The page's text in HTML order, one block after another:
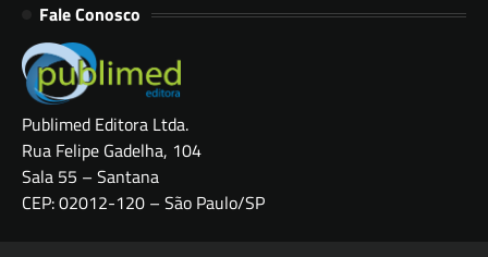
Fale Conosco
Publimed Editora Ltda.
Rua Felipe Gadelha, 104
Sala 55 – Santana
CEP: 02012-120 – São Paulo/SP